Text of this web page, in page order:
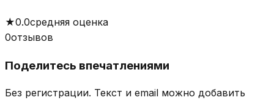
★0.0средняя оценка
0отзывов
Поделитесь впечатлениями
Без регистрации. Текст и email можно добавить